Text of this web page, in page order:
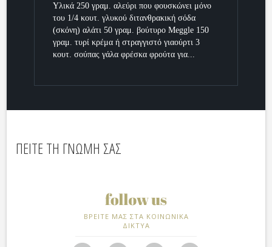
Υλικά 250 γραμ. αλεύρι που φουσκώνει μόνο
του 1/4 κουτ. γλυκού διτανθρακική σόδα
(σκόνη) αλάτι 50 γραμ. βούτυρο Meggle 150
γραμ. τυρί κρέμα ή στραγγιστό γιαούρτι 3
κουτ. σούπας γάλα φρέσκα φρούτα για...
ΠΕΙΤΕ ΤΗ ΓΝΩΜΗ ΣΑΣ
ΒΡΕΙΤΕ ΜΑΣ ΣΤΑ ΚΟΙΝΩΝΙΚΑ
ΔΙΚΤΥΑ